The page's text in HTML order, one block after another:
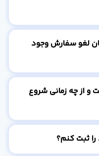
لغو سفارش وجود
و از چه زمانی شروع
ثبت کنم؟